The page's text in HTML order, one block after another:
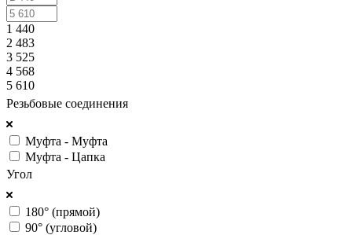
1 440
2 483
3 525
4 568
5 610
Резьбовые соединения
Муфта - Муфта
Муфта - Цапка
Угол
180° (прямой)
90° (угловой)